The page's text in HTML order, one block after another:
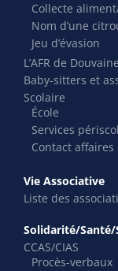
Collecte
Nom d’une
Jeu d’évasion
L’AFR de Douvaine
Baby-sitters et
Scolaire
École
Services
Contact affaires
Vie Associative
Liste des
Solidarité/Santé/
CCAS/CIAS
Procès-verbaux